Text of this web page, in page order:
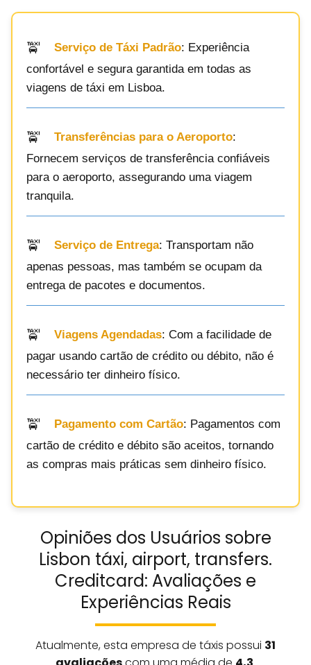
Serviço de Táxi Padrão: Experiência
confortável e segura garantida em todas as
viagens de táxi em Lisboa.
Transferências para o Aeroporto:
Fornecem serviços de transferência confiáveis
para o aeroporto, assegurando uma viagem
tranquila.
Serviço de Entrega: Transportam não
apenas pessoas, mas também se ocupam da
entrega de pacotes e documentos.
Viagens Agendadas: Com a facilidade de
pagar usando cartão de crédito ou débito, não é
necessário ter dinheiro físico.
Pagamento com Cartão: Pagamentos com
cartão de crédito e débito são aceitos, tornando
as compras mais práticas sem dinheiro físico.
Opiniões dos Usuários sobre
Lisbon táxi, airport, transfers.
Creditcard: Avaliações e
Experiências Reais
Atualmente, esta empresa de táxis possui 31